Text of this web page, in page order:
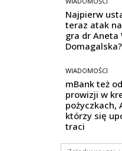
Najpierw
teraz atak na
gra dr Aneta
Domagalska?
WIADOMOŚCI
mBank też
prowizji w
pożyczkach,
którzy się
traci